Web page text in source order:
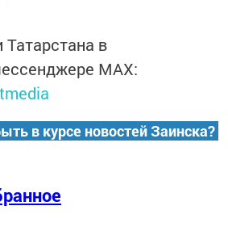
Татарстана в
MАХ:
в курсе новостей Заинска?